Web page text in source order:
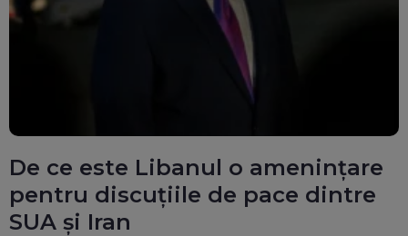
De ce este Libanul o amenințare
pentru discuțiile de pace dintre
SUA și Iran